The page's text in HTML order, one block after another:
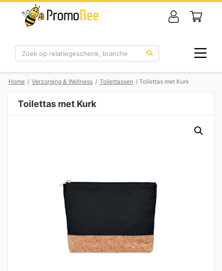
Zoek
Home / Verzorging & Wellness / Toilettassen / Toilettas met Kurk
Toilettas met Kurk